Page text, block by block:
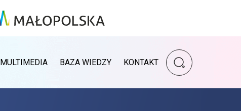
MULTIMEDIA BAZA WIEDZY KONTAKT
Wpisz szukaną
Wyszukiwarka